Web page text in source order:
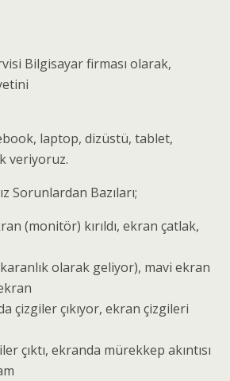
Bilgisayar firması olarak,
laptop, dizüstü, tablet,
veriyoruz.
Sorunlardan Bazıları;
(monitör) kırıldı, ekran çatlak,
olarak geliyor), mavi ekran
çizgiler çıkıyor, ekran çizgileri
çıktı, ekranda mürekkep akıntısı